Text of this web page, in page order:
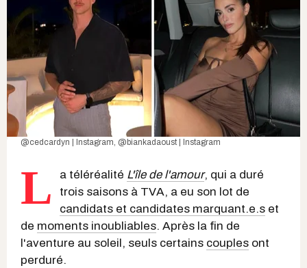
@cedcardyn | Instagram @biankadaoust | Instagram
L a téléréalité L'île de l'amour, qui a duré
trois saisons à TVA, a eu son lot de
candidats et candidates marquant.e.s et
de moments inoubliables. Après la fin de
l'aventure au soleil, seuls certains couples ont
perduré.